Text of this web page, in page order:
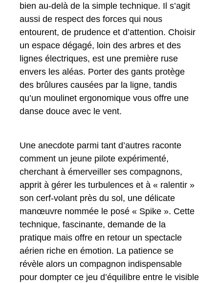
bien au-delà de la simple technique. Il s’agit
aussi de respect des forces qui nous
entourent, de prudence et d’attention. Choisir
un espace dégagé, loin des arbres et des
lignes électriques, est une première ruse
envers les aléas. Porter des gants protège
des brûlures causées par la ligne, tandis
qu’un moulinet ergonomique vous offre une
danse douce avec le vent.
Une anecdote parmi tant d’autres raconte
comment un jeune pilote expérimenté,
cherchant à émerveiller ses compagnons,
apprit à gérer les turbulences et à « ralentir »
son cerf-volant près du sol, une délicate
manœuvre nommée le posé « Spike ». Cette
technique, fascinante, demande de la
pratique mais offre en retour un spectacle
aérien riche en émotion. La patience se
révèle alors un compagnon indispensable
pour dompter ce jeu d’équilibre entre le visible